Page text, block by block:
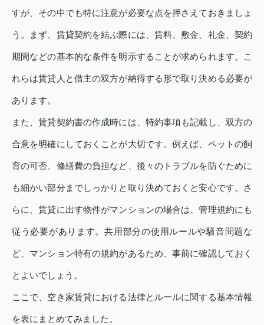
すが、その中でも特に注意が必要な点を押さえておきましょ
う。まず、賃貸契約を結ぶ際には、賃料、敷金、礼金、契約
期間などの基本的な条件を明示することが求められます。こ
れらは賃貸人と借主の双方が納得する形で取り決める必要が
あります。
また、賃貸契約書の作成時には、特約事項も記載し、双方の
合意を明確にしておくことが大切です。例えば、ペットの飼
育の可否、修繕費の負担など、後々のトラブルを防ぐために
も細かい部分までしっかりと取り決めておくと安心です。さ
らに、賃貸に出す物件がマンションの場合は、管理規約にも
従う必要があります。共用部分の使用ルールや騒音問題な
ど、マンション特有の規約があるため、事前に確認しておく
とよいでしょう。
ここで、空き家賃貸における法律とルールに関する基本情報
を表にまとめてみました。